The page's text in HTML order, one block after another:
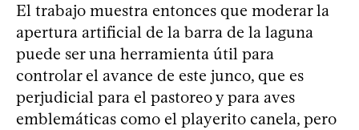
El trabajo muestra entonces que moderar la
apertura artificial de la barra de la laguna
puede ser una herramienta útil para
controlar el avance de este junco, que es
perjudicial para el pastoreo y para aves
emblemáticas como el playerito canela, pero